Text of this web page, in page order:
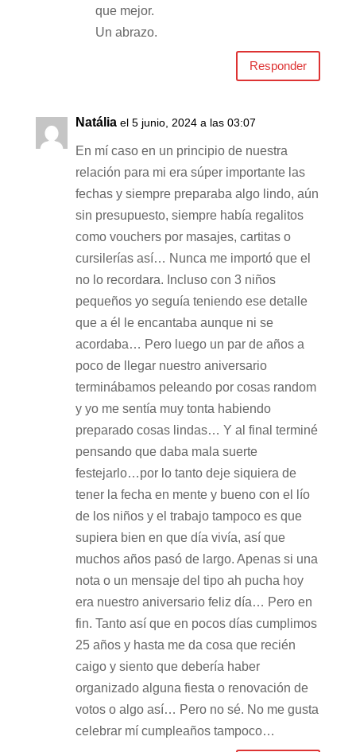
que mejor.
Un abrazo.
Responder
Natália el 5 junio, 2024 a las 03:07
En mí caso en un principio de nuestra
relación para mi era súper importante las
fechas y siempre preparaba algo lindo, aún
sin presupuesto, siempre había regalitos
como vouchers por masajes, cartitas o
cursilerías así… Nunca me importó que el
no lo recordara. Incluso con 3 niños
pequeños yo seguía teniendo ese detalle
que a él le encantaba aunque ni se
acordaba… Pero luego un par de años a
poco de llegar nuestro aniversario
terminábamos peleando por cosas random
y yo me sentía muy tonta habiendo
preparado cosas lindas… Y al final terminé
pensando que daba mala suerte
festejarlo…por lo tanto deje siquiera de
tener la fecha en mente y bueno con el lío
de los niños y el trabajo tampoco es que
supiera bien en que día vivía, así que
muchos años pasó de largo. Apenas si una
nota o un mensaje del tipo ah pucha hoy
era nuestro aniversario feliz día… Pero en
fin. Tanto así que en pocos días cumplimos
25 años y hasta me da cosa que recién
caigo y siento que debería haber
organizado alguna fiesta o renovación de
votos o algo así… Pero no sé. No me gusta
celebrar mí cumpleaños tampoco…